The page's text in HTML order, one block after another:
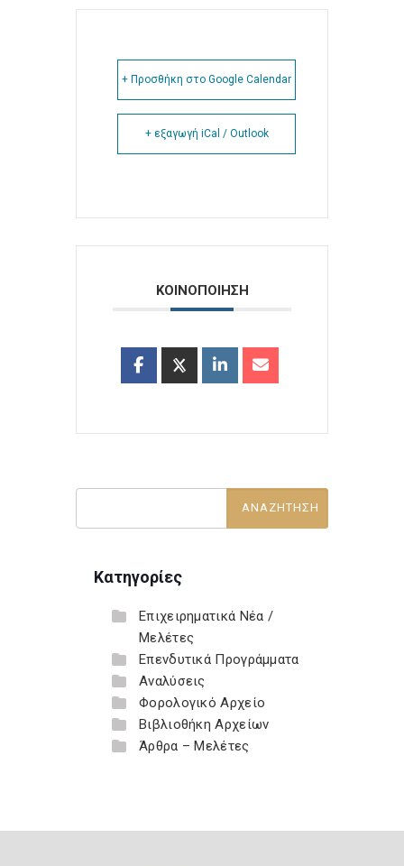
+ Προσθήκη στο Google Calendar
+ εξαγωγή iCal / Outlook
ΚΟΙΝΟΠΟΙΗΣΗ
Κατηγορίες
Επιχειρηματικά Νέα /
Μελέτες
Επενδυτικά Προγράμματα
Αναλύσεις
Φορολογικό Αρχείο
Βιβλιοθήκη Αρχείων
Άρθρα – Μελέτες